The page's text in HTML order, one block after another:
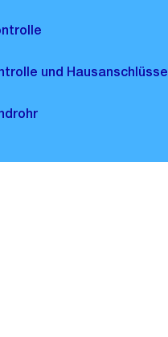
und Hausanschlüsse